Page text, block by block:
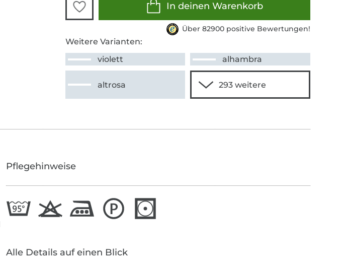
In deinen Warenkorb
Über 82900 positive Bewertungen!
Weitere Varianten:
violett
alhambra
altrosa
Pflegehinweise
Alle Details auf einen Blick